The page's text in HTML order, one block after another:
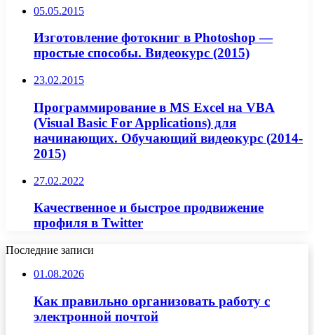
05.05.2015
Изготовление фотокниг в Photoshop —
простые способы. Видеокурс (2015)
23.02.2015
Программирование в MS Excel на VBA
(Visual Basic For Applications) для
начинающих. Обучающий видеокурс (2014-
2015)
27.02.2022
Качественное и быстрое продвижение
профиля в Twitter
Последние записи
01.08.2026
Как правильно организовать работу с
электронной почтой